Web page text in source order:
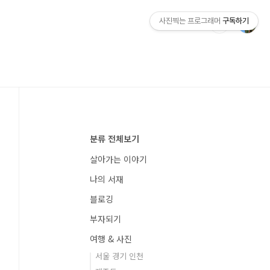
분류 전체보기
살아가는 이야기
나의 서재
블로깅
부자되기
여행 & 사진
서울 경기 인천
사진찍는 프로그래머 구독하기